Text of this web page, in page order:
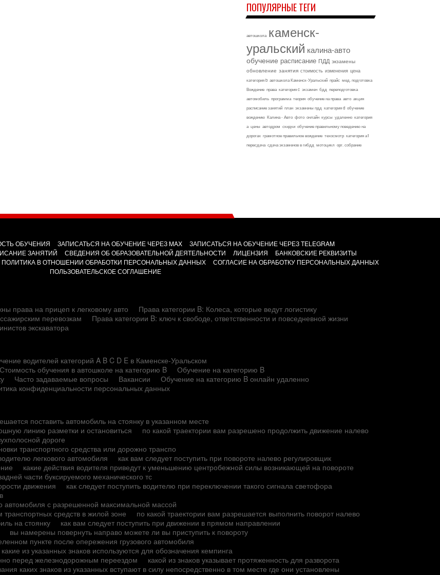
ПОПУЛЯРНЫЕ ТЕГИ
автошкола каменск-
уральский калина-авто
обучение расписание ПДД экзамены
обновление занятия стоимость изменения цена
категория b автошкола Каменск-Уральский прайс мед. подготовка
Вождение права категория c экзамен бдд переподготовка
автомобиль программа теория обучение на права авто акция
расписание занятий план экзамены пдд категория d обучение
вождению Калина - Авто фото онлайн курсы удаленно категория
а цены автодром скидки обучение правильному поведению на
дорогах грамотное правильное вождение техосмотр категория а1
пересдача сдача экзаменов в гибдд мотоцикл орг. собрание
ОБУЧЕНИЯ ЗАПИСАТЬСЯ НА ОБУЧЕНИЕ ЧЕРЕЗ MAX
ЗАПИСАТЬСЯ НА ОБУЧЕНИЕ ЧЕРЕЗ TELEGRAM
ЗАНЯТИЙ СВЕДЕНИЯ ОБ ОБРАЗОВАТЕЛЬНОЙ ДЕЯТЕЛЬНОСТИ ЛИЦЕНЗИЯ
БАНКОВСКИЕ РЕКВИЗИТЫ
ПОЛИТИКА В ОТНОШЕНИИ ОБРАБОТКИ ПЕРСОНАЛЬНЫХ ДАННЫХ
СОГЛАСИЕ НА ОБРАБОТКУ ПЕРСОНАЛЬНЫХ ДАННЫХ
ПОЛЬЗОВАТЕЛЬСКОЕ СОГЛАШЕНИЕ
права на прицеп к легковому авто
Права категории B: Колеса, которые ведут логистику
перевозкам
Права категории B: ключ к свободе, ответственности и повседневной жизни
экскаватора
водителей категорий A B C D E в Каменске-Уральском
Стоимость обучения в автошколе на категорию B
Обучение на категорию B
Часто задаваемые вопросы Вакансии
Обучение на категорию B онлайн удаленно
конфиденциальности персональных данных
поставить автомобиль на стоянку в указанном месте
линию разметки и остановиться
по какой траектории вам разрешено продолжить движение налево
дороге
транспортного средства или дорожно транспо
легкового автомобиля
как вам следует поступить при повороте налево регулировщик
какие действия водителя приведут к уменьшению центробежной силы возникающей на повороте
части буксируемого механического тс
движения
как следует поступить водителю при переключении такого сигнала светофора
автомобиля с разрешенной максимальной массой
средств в жилой зоне
по какой траектории вам разрешается выполнить поворот налево
на стоянку
как вам следует поступить при движении в прямом направлении
вы намерены повернуть направо можете ли вы приступить к повороту
пункте после опережения грузового автомобиля
какие из указанных знаков используются для обозначения кемпинга
перед железнодорожным переездом
какой из знаков указывает протяженность для разворота
каких знаков из указанных вступают в силу непосредственно в том месте где они установлены